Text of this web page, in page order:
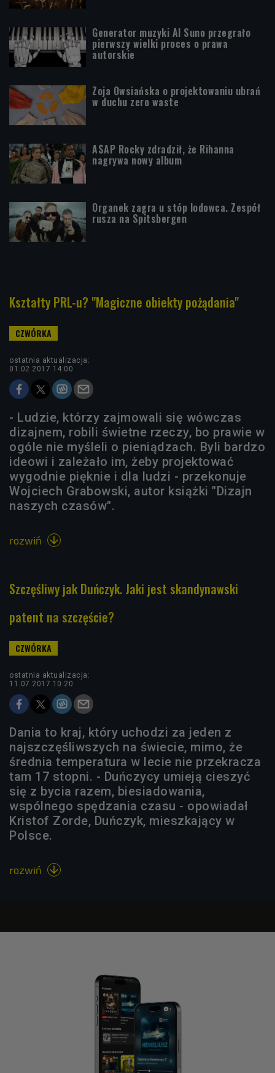
Generator muzyki AI Suno przegrało
pierwszy wielki proces o prawa
autorskie
Zoja Owsiańska o projektowaniu ubrań
w duchu zero waste
A$AP Rocky zdradził, że Rihanna
nagrywa nowy album
Organek zagra u stóp lodowca. Zespół
rusza na Spitsbergen
Kształty PRL-u? "Magiczne obiekty pożądania"
ostatnia aktualizacja:
01.02.2017 14:00
- Ludzie, którzy zajmowali się wówczas
dizajnem, robili świetne rzeczy, bo prawie w
ogóle nie myśleli o pieniądzach. Byli bardzo
ideowi i zależało im, żeby projektować
wygodnie pięknie i dla ludzi - przekonuje
Wojciech Grabowski, autor książki "Dizajn
naszych czasów".
rozwiń 
Szczęśliwy jak Duńczyk. Jaki jest skandynawski
patent na szczęście?
ostatnia aktualizacja:
11.07.2017 10:20
Dania to kraj, który uchodzi za jeden z
najszczęśliwszych na świecie, mimo, że
średnia temperatura w lecie nie przekracza
tam 17 stopni. - Duńczycy umieją cieszyć
się z bycia razem, biesiadowania,
wspólnego spędzania czasu - opowiadał
Kristof Zorde, Duńczyk, mieszkający w
Polsce.
rozwiń 